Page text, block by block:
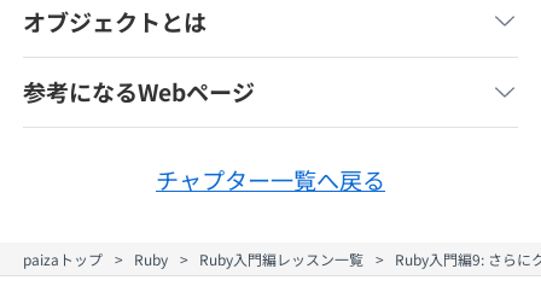
個人向けプラン
契約内容・クーポン
オブジェクトとは
参考になるWebページ
チャプター一覧へ戻る
paizaトップ Ruby Ruby入門編レッスン一覧 Ruby入門編9: さらに